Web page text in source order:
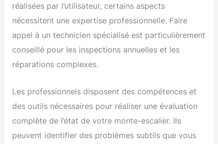
réalisées par l’utilisateur, certains aspects
nécessitent une expertise professionnelle. Faire
appel à un technicien spécialisé est particulièrement
conseillé pour les inspections annuelles et les
réparations complexes.
Les professionnels disposent des compétences et
des outils nécessaires pour réaliser une évaluation
complète de l’état de votre monte-escalier. Ils
peuvent identifier des problèmes subtils que vous